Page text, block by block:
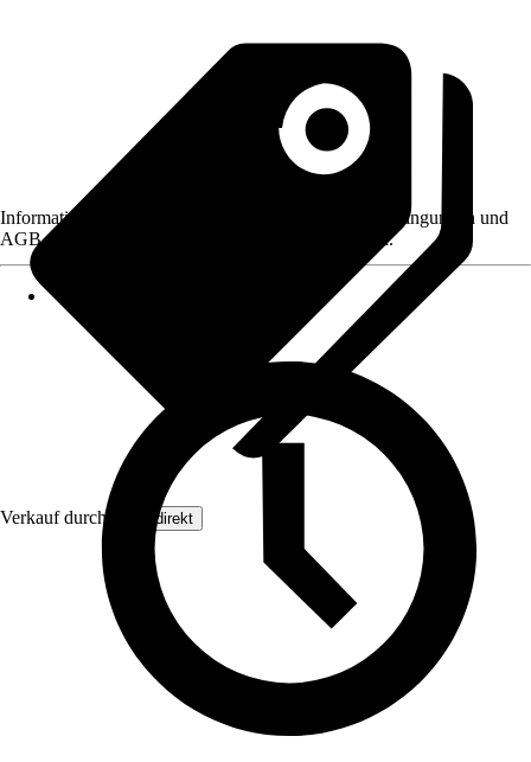
Verkauf durch: Floordirekt
Informationen des Verkäufers, wie z. B. Rückgabebedingungen und
AGB, finden Sie bei Klick auf den Verkäufernamen.